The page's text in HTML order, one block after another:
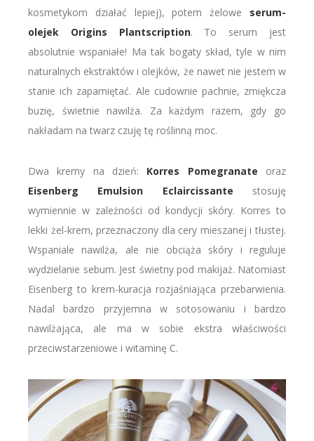
kosmetykom działać lepiej), potem żelowe serum-
olejek Origins Plantscription. To serum jest
absolutnie wspaniałe! Ma tak bogaty skład, tyle w nim
naturalnych ekstraktów i olejków, że nawet nie jestem w
stanie ich zapamiętać. Ale cudownie pachnie, zmiękcza
buzię, świetnie nawilża. Za każdym razem, gdy go
nakładam na twarz czuję tę roślinną moc.
Dwa kremy na dzień: Korres Pomegranate
oraz
Eisenberg Emulsion Eclaircissante stosuję
wymiennie w zależności od kondycji skóry. Korres to
lekki żel-krem, przeznaczony dla cery mieszanej i tłustej.
Wspaniale nawilża, ale nie obciąża skóry i reguluje
wydzielanie sebum. Jest świetny pod makijaż. Natomiast
Eisenberg to krem-kuracja rozjaśniająca przebarwienia.
Nadal bardzo przyjemna w sotosowaniu i bardzo
nawilżająca, ale ma w sobie ekstra właściwości
przeciwstarzeniowe i witaminę C.